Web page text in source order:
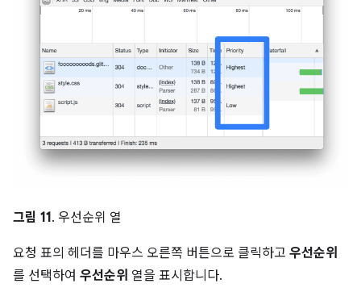
그림 11. 우선순위 열
요청 표의 헤더를 마우스 오른쪽 버튼으로 클릭하고 우선순위
를 선택하여 우선순위 열을 표시합니다.